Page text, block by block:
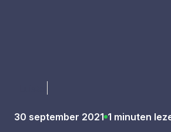
30 september 2021 1 minuten